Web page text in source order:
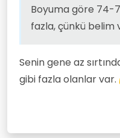
Boyuma göre 74-
fazla, çünkü belim
Senin gene az
gibi fazla olanlar var.